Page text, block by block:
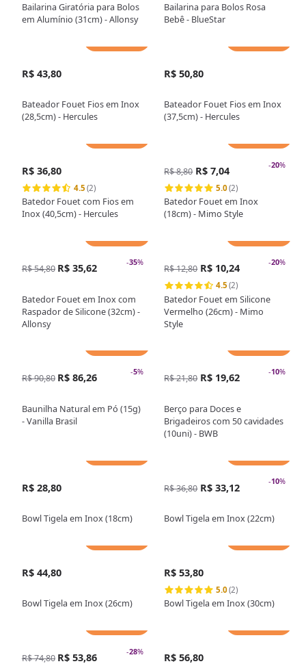
Bailarina Giratória para Bolos
em Alumínio (31cm) - Allonsy
Bailarina para Bolos Rosa
Bebê - BlueStar
R$ 43,80
Bateador Fouet Fios em Inox
(28,5cm) - Hercules
R$ 50,80
Bateador Fouet Fios em Inox
(37,5cm) - Hercules
R$ 36,80
4.5 (2)
Batedor Fouet com Fios em
Inox (40,5cm) - Hercules
-20%
R$ 8,80 R$ 7,04
5.0(2)
Batedor Fouet em Inox
(18cm) - Mimo Style
-35%
R$ 54,80 R$ 35,62
Batedor Fouet em Inox com
Raspador de Silicone (32cm) -
Allonsy
-20%
R$ 12,80 R$ 10,24
4.5 (2)
Batedor Fouet em Silicone
Vermelho (26cm) - Mimo
Style
-5%
R$ 90,80 R$ 86,26
Baunilha Natural em Pó (15g)
- Vanilla Brasil
-10%
R$ 21,80 R$ 19,62
Berço para Doces e
Brigadeiros com 50 cavidades
(10uni) - BWB
R$ 28,80
Bowl Tigela em Inox (18cm)
-10%
R$ 36,80 R$ 33,12
Bowl Tigela em Inox (22cm)
R$ 44,80
Bowl Tigela em Inox (26cm)
R$ 53,80
5.0(2)
Bowl Tigela em Inox (30cm)
-28%
R$ 74,80 R$ 53,86 R$ 56,80